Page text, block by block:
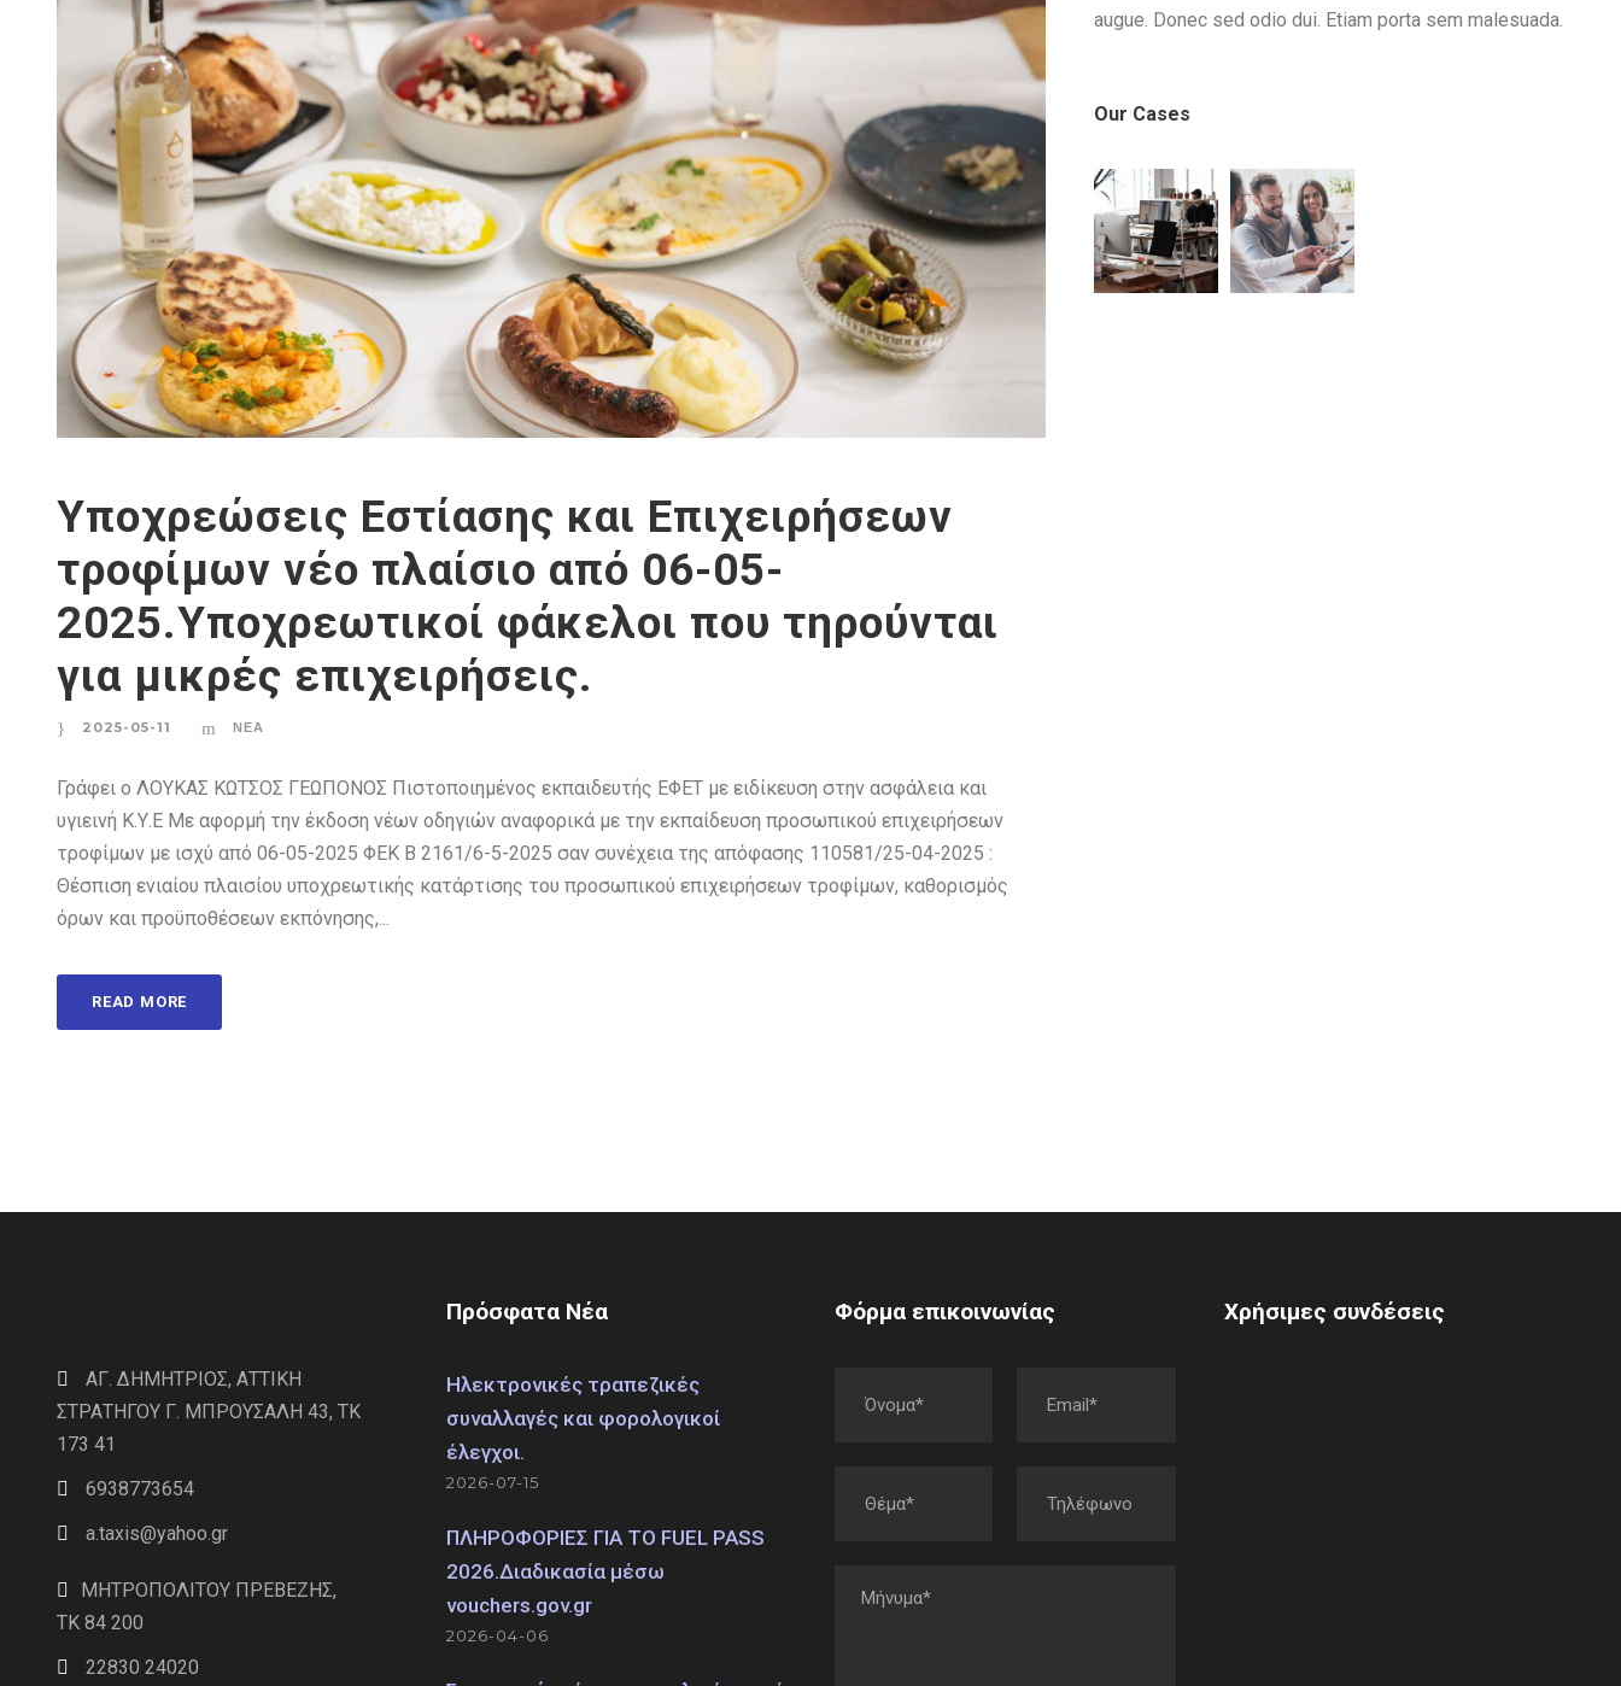
Υποχρεώσεις Εστίασης και Επιχειρήσεων
τροφίμων νέο πλαίσιο από 06-05-
2025.Υποχρεωτικοί φάκελοι που τηρούνται
για μικρές επιχειρήσεις.
2025-05-11 ΝΈΑ
Γράφει ο ΛΟΥΚΑΣ ΚΩΤΣΟΣ ΓΕΩΠΟΝΟΣ Πιστοποιημένος εκπαιδευτής ΕΦΕΤ με ειδίκευση στην ασφάλεια και
υγιεινή Κ.Υ.Ε Με αφορμή την έκδοση νέων οδηγιών αναφορικά με την εκπαίδευση προσωπικού επιχειρήσεων
τροφίμων με ισχύ από 06-05-2025 ΦΕΚ Β 2161/6-5-2025 σαν συνέχεια της απόφασης 110581/25-04-2025 :
Θέσπιση ενιαίου πλαισίου υποχρεωτικής κατάρτισης του προσωπικού επιχειρήσεων τροφίμων, καθορισμός
όρων και προϋποθέσεων εκπόνησης,...
READ MORE
augue. Donec sed odio dui. Etiam porta sem malesuada.
Our Cases
ΑΓ. ΔΗΜΗΤΡΙΟΣ, ΑΤΤΙΚΗ
ΣΤΡΑΤΗΓΟΥ Γ. ΜΠΡΟΥΣΑΛΗ 43, ΤΚ
173 41
6938773654
a.taxis@yahoo.gr
ΜΗΤΡΟΠΟΛΙΤΟΥ ΠΡΕΒΕΖΗΣ,
TK 84 200
22830 24020
Πρόσφατα Νέα
Ηλεκτρονικές τραπεζικές
συναλλαγές και φορολογικοί
έλεγχοι.
2026-07-15
ΠΛΗΡΟΦΟΡΙΕΣ ΓΙΑ ΤΟ FUEL PASS
2026.Διαδικασία μέσω
vouchers.gov.gr
2026-04-06
Φόρμα επικοινωνίας Χρήσιμες συνδέσεις